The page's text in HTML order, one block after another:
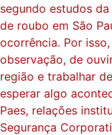
segundo estudos
de roubo em São
ocorrência. Por
observação, de
região e trabalhar
esperar algo
Paes, relações
Segurança